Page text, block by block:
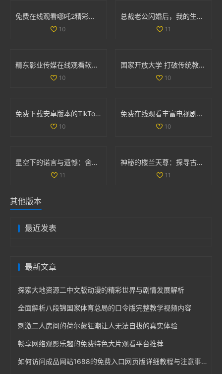
免费在线观看哪吒2精彩内容与剧情揭秘尽在这里
10
总裁老公闪婚后，我的生活发生了怎样的改变与挑战
11
精东影业传媒在线观看软件的独特优势及使用体验分析
10
国家开放大学 打破传统教育界限，开启学习新模式与机遇
10
免费下载安卓版本的TikTok应用程序指南与使用技巧
10
免费在线观看丰富电视剧系列汇总让你一次看个够
10
星空下的诺言与遗憾：舍不得的爱与失去的瞬间
11
神秘的楼兰天尊：探寻古代遗迹背后的传奇故事与文化魅力
11
其他版本
最近发表
最新文章
探索大地资源二中文版动漫的精彩世界与剧情发展解析
全面解析八段锦国家体育总局的口令版完整教学视频内容
刺激二人房间的荷尔蒙狂潮让人无法自拔的真实体验
畅享网络观影乐趣的免费特色大片观看平台推荐
如何访问成品网站1688的免费入口网页版详细教程与注意事项